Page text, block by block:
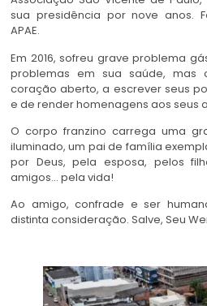
sua presidência por nove anos.
APAE.
Em 2016, sofreu grave problema
problemas em sua saúde, mas
coração aberto, a escrever seus
e de render homenagens aos seus
O corpo franzino carrega uma
iluminado, um pai de família
por Deus, pela esposa, pelos
amigos… pela vida!
Ao amigo, confrade e ser
distinta consideração. Salve, Seu